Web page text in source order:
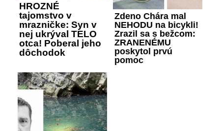
HROZNÉ
tajomstvo v
mrazničke: Syn v
nej ukrýval TELO
otca! Poberal jeho
dôchodok
Zdeno Chára mal
NEHODU na bicykli!
Zrazil sa s bežcom:
ZRANENÉMU
poskytol prvú
pomoc